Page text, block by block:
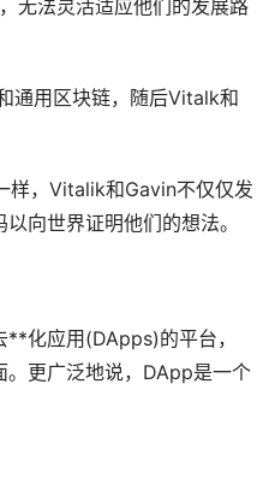
无法灵活适应他们的发展路
通用 区块链，随后Vitalk和
样，Vitalik和Gavin不仅仅发
向世界证明他们的想法。
化应用(DApps)的平台，
。更广泛地说，DApp是一个